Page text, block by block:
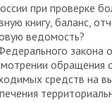
при проверке
книгу, баланс,
ведомость?
обращения
средств на